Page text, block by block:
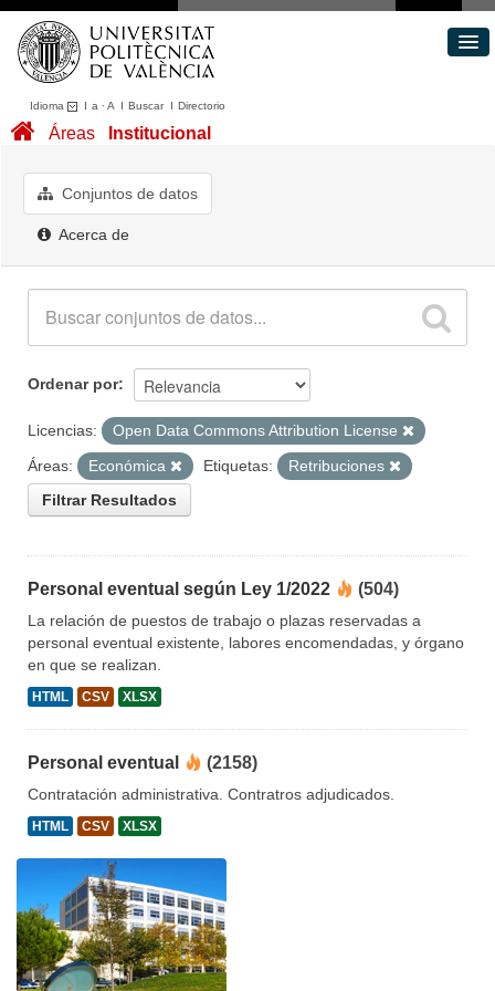
Idioma I a ·A I BuscarI Directorio
Conjuntos de datos
Acerca de
Áreas Institucional
Conjuntos de datos
Acerca de
Ordenar por
Licencias:
Open Data Commons Attribution License
Áreas:
Económica Etiquetas:
Retribuciones
Filtrar Resultados
Personal eventual según Ley 1/2022 (504)
La relación de puestos de trabajo o plazas reservadas a
personal eventual existente, labores encomendadas, y órgano
en que se realizan.
HTML CSV XLSX
Personal eventual (2158)
Contratación administrativa. Contratros adjudicados.
HTML CSV XLSX